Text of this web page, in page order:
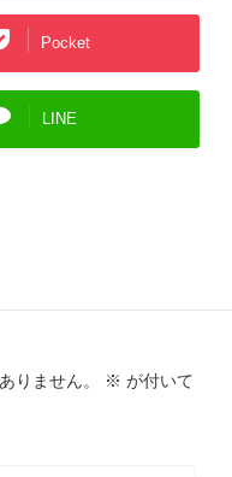
Pocket
LINE
りません。 ※ が付いて